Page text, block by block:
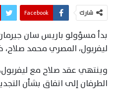
شارك Facebook
بدأ مسؤولو باريس سان
ليفربول، المصري محمد صلاح،
الطرفان إلى اتفاق بشأن